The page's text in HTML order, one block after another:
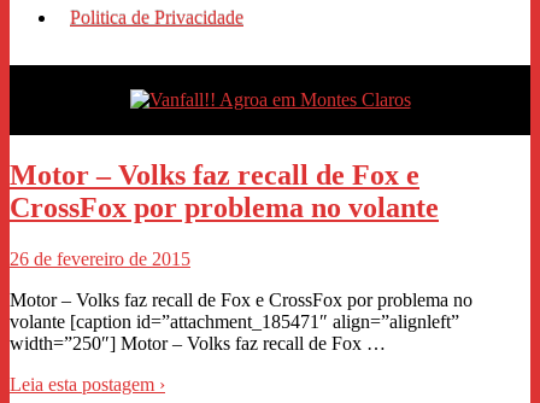
Politica de Privacidade
Motor – Volks faz recall de Fox e
CrossFox por problema no volante
26 de fevereiro de 2015
Motor – Volks faz recall de Fox e CrossFox por problema no
volante [caption id=”attachment_185471″ align=”alignleft”
width=”250″] Motor – Volks faz recall de Fox …
Leia esta postagem ›